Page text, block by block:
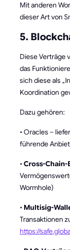
Mit anderen
dieser Art von
5.
Diese Verträge
das
sich diese als
Koordination
Dazu gehören:
• Oracles –
führende
•Cross-Chain-
Wormhole)
• Multisig-
Transaktionen
https://